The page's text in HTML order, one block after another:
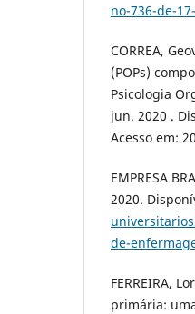
no-736-de-
CORREA,
(POPs)
Psicologia
jun. 2020 .
Acesso em:
EMPRESA
2020.
de-
FERREIRA,
primária: